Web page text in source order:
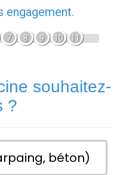
engagement.
7 8 9 10 11
souhaitez-
?
béton)